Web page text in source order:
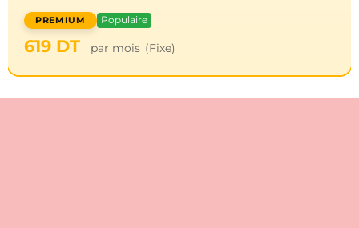
Populaire
619 DT par mois (Fixe)